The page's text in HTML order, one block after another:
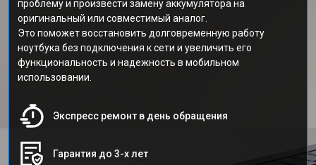
проблему и произвести замену аккумулятора на
оригинальный или совместимый аналог.
Это поможет восстановить долговременную работу
ноутбука без подключения к сети и увеличить его
функциональность и надежность в мобильном
использовании.
Экспресс ремонт в день обращения
Гарантия до 3-х лет